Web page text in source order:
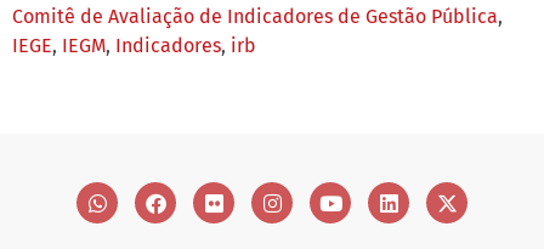
Comitê de Avaliação de Indicadores de Gestão Pública,
IEGE, IEGM, Indicadores, irb